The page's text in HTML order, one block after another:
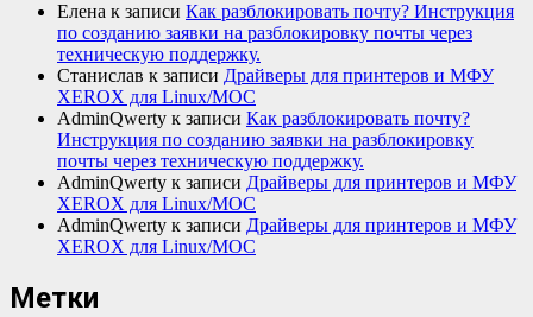
Елена к записи Как разблокировать почту? Инструкция
по созданию заявки на разблокировку почты через
техническую поддержку.
Станислав к записи Драйверы для принтеров и МФУ
XEROX для Linux/МОС
AdminQwerty к записи Как разблокировать почту?
Инструкция по созданию заявки на разблокировку
почты через техническую поддержку.
AdminQwerty к записи Драйверы для принтеров и МФУ
XEROX для Linux/МОС
AdminQwerty к записи Драйверы для принтеров и МФУ
XEROX для Linux/МОС
Метки